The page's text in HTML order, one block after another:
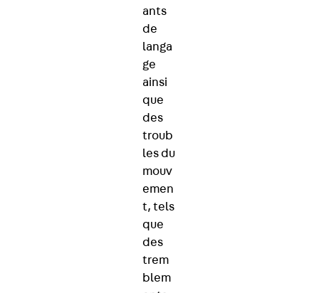
ants
de
langa
ge
ainsi
que
des
troub
les du
mouv
emen
t, tels
que
des
trem
blem